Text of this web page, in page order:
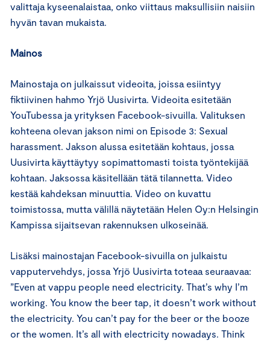
valittaja kyseenalaistaa, onko viittaus maksullisiin naisiin
hyvän tavan mukaista.
Mainos
Mainostaja on julkaissut videoita, joissa esiintyy
fiktiivinen hahmo Yrjö Uusivirta. Videoita esitetään
YouTubessa ja yrityksen Facebook-sivuilla. Valituksen
kohteena olevan jakson nimi on Episode 3: Sexual
harassment. Jakson alussa esitetään kohtaus, jossa
Uusivirta käyttäytyy sopimattomasti toista työntekijää
kohtaan. Jaksossa käsitellään tätä tilannetta. Video
kestää kahdeksan minuuttia. Video on kuvattu
toimistossa, mutta välillä näytetään Helen Oy:n Helsingin
Kampissa sijaitsevan rakennuksen ulkoseinää.
Lisäksi mainostajan Facebook-sivuilla on julkaistu
vapputervehdys, jossa Yrjö Uusivirta toteaa seuraavaa:
”Even at vappu people need electricity. That’s why I’m
working. You know the beer tap, it doesn’t work without
the electricity. You can’t pay for the beer or the booze
or the women. It’s all with electricity nowadays. Think